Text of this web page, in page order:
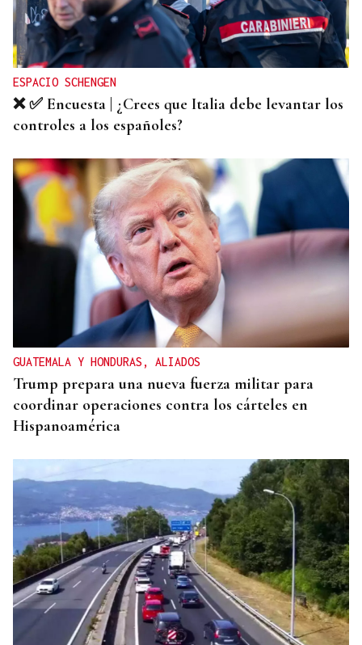
Chile y Venezuela retoman sus relaciones
consulares tras dos años de ruptura
ESPACIO SCHENGEN
❌ ✅ Encuesta | ¿Crees que Italia debe levantar los
controles a los españoles?
GUATEMALA Y HONDURAS, ALIADOS
Trump prepara una nueva fuerza militar para
coordinar operaciones contra los cárteles en
Hispanoamérica